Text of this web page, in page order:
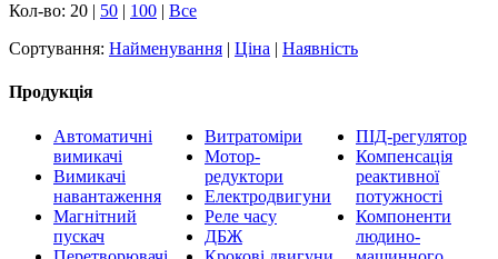
Кол-во: 20 | 50 | 100 | Все
Сортування: Найменування | Ціна | Наявність
Продукція
Автоматичні
вимикачі
Вимикачі
навантаження
Магнітний
пускач
Витратоміри
Мотор-
редуктори
Електродвигуни
Реле часу
ДБЖ
ПІД-регулятор
Компенсація
реактивної
потужності
Компоненти
людино-